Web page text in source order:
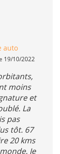
auto
19/10/2022
moins
et
La
pas
tôt. 67
20 kms
Je